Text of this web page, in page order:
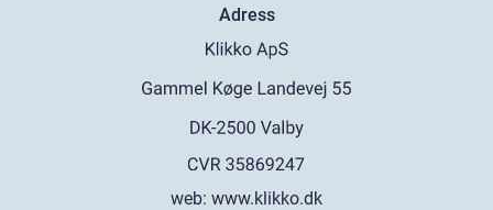
Adress
web: www.klikko.dk